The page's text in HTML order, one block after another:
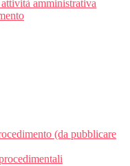
amministrativa
(da pubblicare